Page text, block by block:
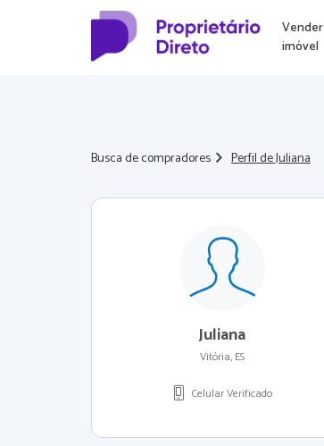
Vender
imóvel
Busca de compradores Perfil de Juliana
Juliana
Vitória, ES
Celular Verificado